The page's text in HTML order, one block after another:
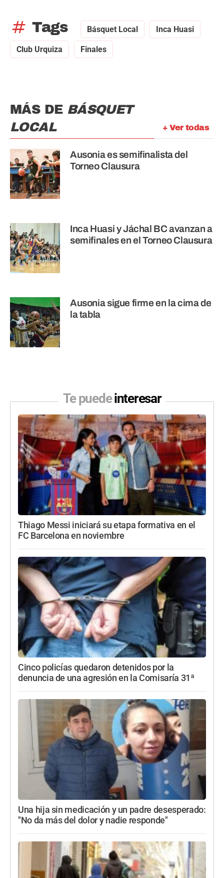
tag Tags Básquet Local Inca Huasi
Club Urquiza Finales
+ Ver todas
MÁS DE BÁSQUET
LOCAL
Ausonia es semifinalista del
Torneo Clausura
Inca Huasi y Jáchal BC avanzan a
semifinales en el Torneo Clausura
Ausonia sigue firme en la cima de
la tabla
Te puedeinteresar
Thiago Messi iniciará su etapa formativa en el
FC Barcelona en noviembre
Cinco policías quedaron detenidos por la
denuncia de una agresión en la Comisaría 31ª
Una hija sin medicación y un padre desesperado:
"No da más del dolor y nadie responde"